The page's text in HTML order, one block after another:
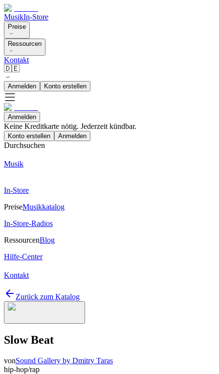
MusikIn-Store
Preise
Ressourcen
Kontakt
🇩🇪
Anmelden Konto erstellen
Anmelden
Keine Kreditkarte nötig. Jederzeit kündbar.
Konto erstellen Anmelden
Durchsuchen
Musik
In-Store
PreiseMusikkatalog
In-Store-Radios
RessourcenBlog
Hilfe-Center
Kontakt
Zurück zum Katalog
Slow Beat
vonSound Gallery by Dmitry Taras
hip-hop/rap